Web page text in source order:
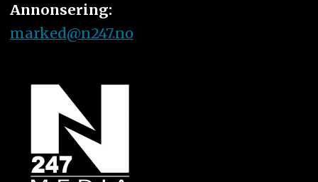
Annonsering:
marked@n247.no